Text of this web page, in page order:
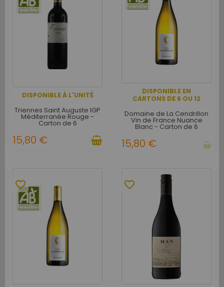
DISPONIBLE À L'UNITÉ
Triennes Saint Auguste IGP
Méditerranée Rouge -
Carton de 6
15,80 €
DISPONIBLE EN
CARTONS DE 6 OU 12
Domaine de La Cendrillon
Vin de France Nuance
Blanc - Carton de 6
15,80 €
favorite_border favorite_border